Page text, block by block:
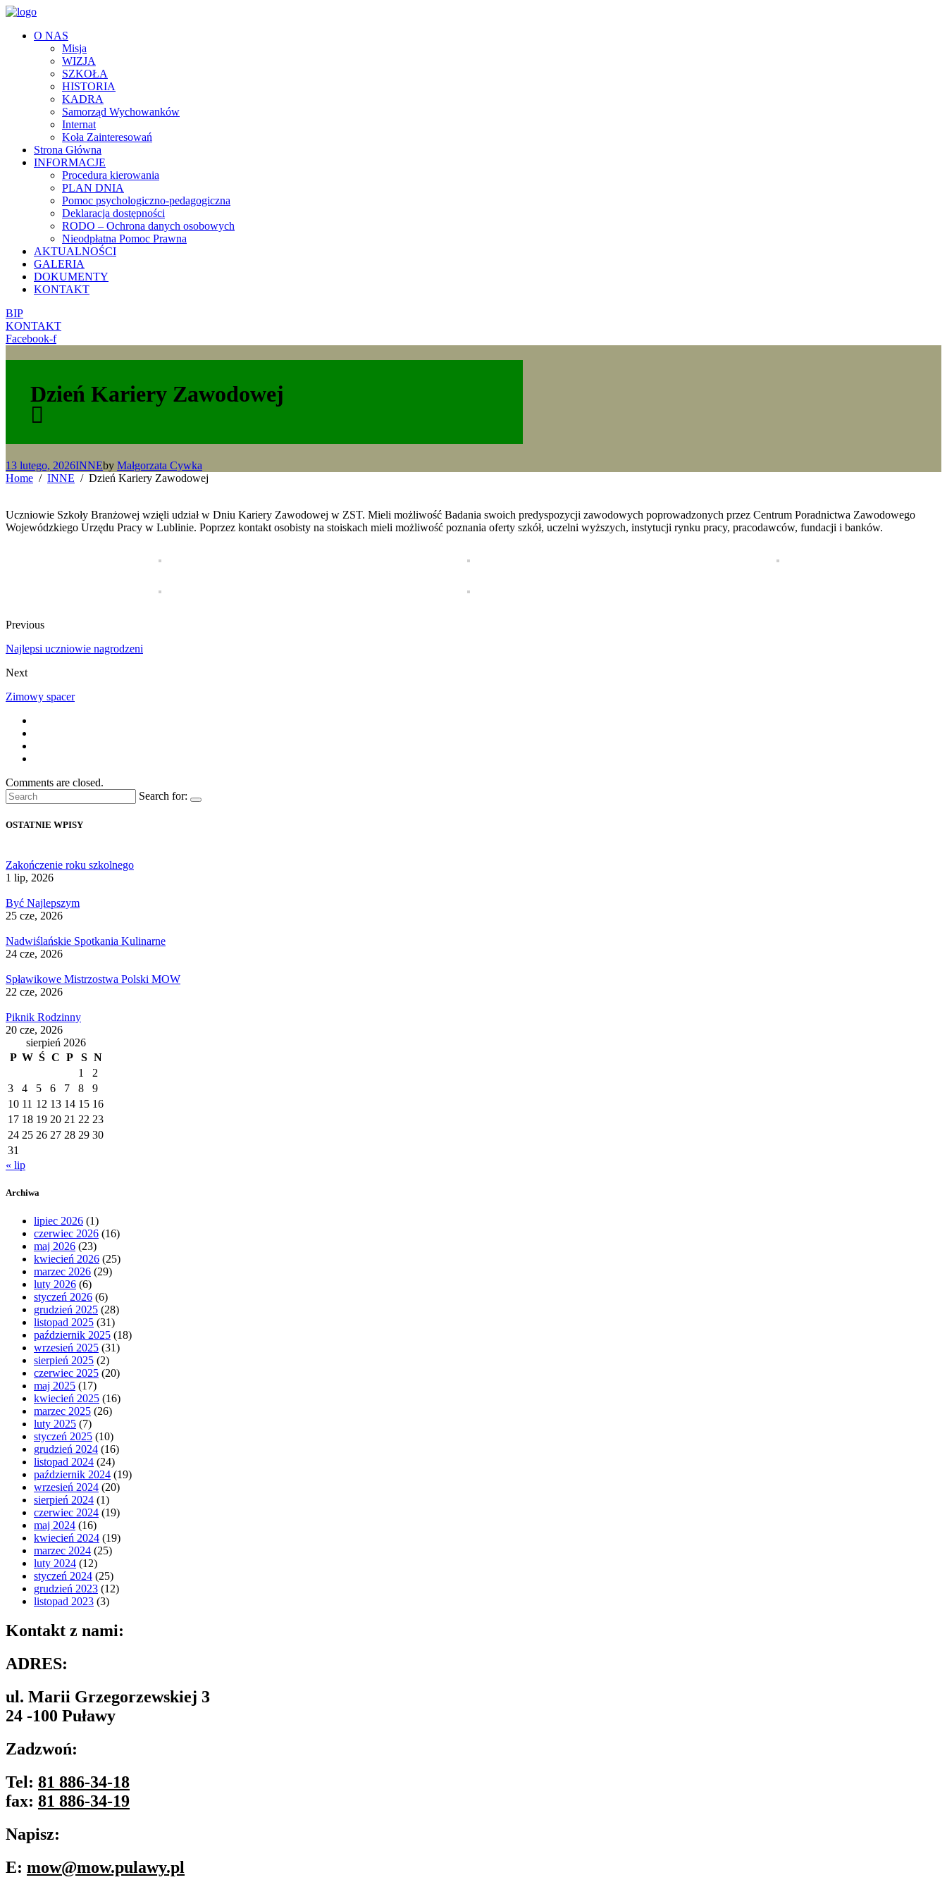
O NAS
Misja
WIZJA
SZKOŁA
HISTORIA
KADRA
Samorząd Wychowanków
Internat
Koła Zainteresowań
Strona Główna
INFORMACJE
Procedura kierowania
PLAN DNIA
Pomoc psychologiczno-pedagogiczna
Deklaracja dostępności
RODO – Ochrona danych osobowych
Nieodpłatna Pomoc Prawna
AKTUALNOŚCI
GALERIA
DOKUMENTY
KONTAKT
BIP
KONTAKT
Facebook-f
Dzień Kariery Zawodowej
13 lutego, 2026INNEby Małgorzata Cywka
Home
INNE Dzień Kariery Zawodowej
Uczniowie Szkoły Branżowej wzięli udział w Dniu Kariery Zawodowej w ZST. Mieli możliwość Badania swoich predyspozycji zawodowych poprowadzonych przez Centrum Poradnictwa Zawodowego
Wojewódzkiego Urzędu Pracy w Lublinie. Poprzez kontakt osobisty na stoiskach mieli możliwość poznania oferty szkół, uczelni wyższych, instytucji rynku pracy, pracodawców, fundacji i banków.
Previous
Najlepsi uczniowie nagrodzeni
Next
Zimowy spacer
Comments are closed.
Search for:
OSTATNIE WPISY
Zakończenie roku szkolnego
1 lip, 2026
Być Najlepszym
25 cze, 2026
Nadwiślańskie Spotkania Kulinarne
24 cze, 2026
Spławikowe Mistrzostwa Polski MOW
22 cze, 2026
Piknik Rodzinny
20 cze, 2026
sierpień 2026
P W Ś C P S N
1
2
3
4 5 6 7 8
9
10 11 12 13 14 15 16
17 18 19 20 21 22 23
24 25 26 27 28 29 30
31
« lip
Archiwa
lipiec 2026 (1)
czerwiec 2026 (16)
maj 2026 (23)
kwiecień 2026 (25)
marzec 2026 (29)
luty 2026 (6)
styczeń 2026 (6)
grudzień 2025 (28)
listopad 2025 (31)
październik 2025 (18)
wrzesień 2025 (31)
sierpień 2025 (2)
czerwiec 2025 (20)
maj 2025 (17)
kwiecień 2025 (16)
marzec 2025 (26)
luty 2025 (7)
styczeń 2025 (10)
grudzień 2024 (16)
listopad 2024 (24)
październik 2024 (19)
wrzesień 2024 (20)
sierpień 2024 (1)
czerwiec 2024 (19)
maj 2024 (16)
kwiecień 2024 (19)
marzec 2024 (25)
luty 2024 (12)
styczeń 2024 (25)
grudzień 2023 (12)
listopad 2023 (3)
Kontakt z nami:
ADRES:
ul. Marii Grzegorzewskiej 3
24 -100 Puławy
Zadzwoń:
Tel: 81 886-34-18
fax: 81 886-34-19
Napisz:
E: mow@mow.pulawy.pl